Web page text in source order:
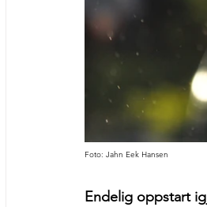
Foto: Jahn Eek Hansen
Endelig oppstart